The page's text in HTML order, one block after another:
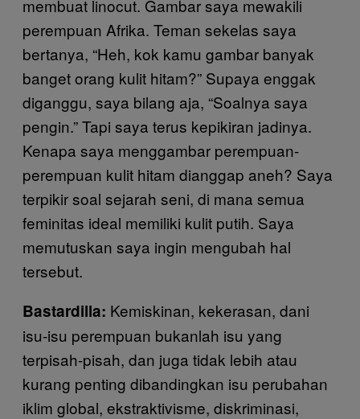
membuat linocut. Gambar saya mewakili
perempuan Afrika. Teman sekelas saya
bertanya, “Heh, kok kamu gambar banyak
banget orang kulit hitam?” Supaya enggak
diganggu, saya bilang aja, “Soalnya saya
pengin.” Tapi saya terus kepikiran jadinya.
Kenapa saya menggambar perempuan-
perempuan kulit hitam dianggap aneh? Saya
terpikir soal sejarah seni, di mana semua
feminitas ideal memiliki kulit putih. Saya
memutuskan saya ingin mengubah hal
tersebut.
Bastardilla: Kemiskinan, kekerasan, dani
isu-isu perempuan bukanlah isu yang
terpisah-pisah, dan juga tidak lebih atau
kurang penting dibandingkan isu perubahan
iklim global, ekstraktivisme, diskriminasi,